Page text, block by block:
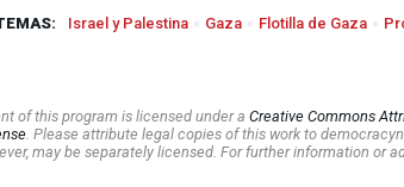
Israel y Palestina Gaza Flotilla de Gaza
of this program is licensed under a Creative Commons
. Please attribute legal copies of this work to
may be separately licensed. For further information or